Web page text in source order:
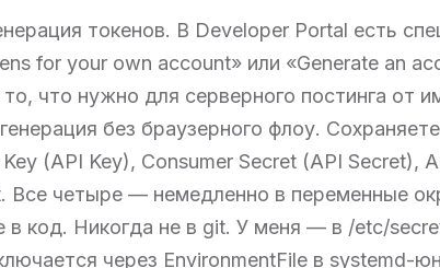
токенов. В Developer Portal есть
for your own account» или «Generate an
что нужно для серверного постинга от
без браузерного флоу.
(API Key), Consumer Secret (API Secret),
Все четыре — немедленно в переменные
в код. Никогда не в git. У меня — в /etc/
через EnvironmentFile в systemd-